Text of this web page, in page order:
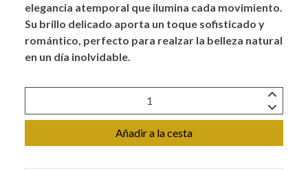
elegancia atemporal que ilumina cada movimiento.
Su brillo delicado aporta un toque sofisticado y
romántico, perfecto para realzar la belleza natural
en un día inolvidable.
Añadir a la cesta